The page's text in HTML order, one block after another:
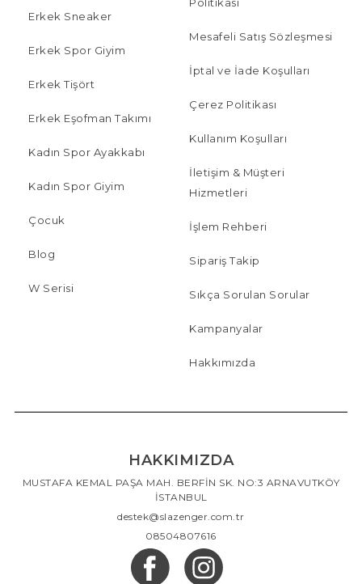
Erkek Sneaker
Erkek Spor Giyim
Erkek Tişört
Erkek Eşofman Takımı
Kadın Spor Ayakkabı
Kadın Spor Giyim
Çocuk
Blog
W Serisi
Mesafeli Satış Sözleşmesi
İptal ve İade Koşulları
Çerez Politikası
Kullanım Koşulları
İletişim & Müşteri
Hizmetleri
İşlem Rehberi
Sipariş Takip
Sıkça Sorulan Sorular
Kampanyalar
Hakkımızda
HAKKIMIZDA
MUSTAFA KEMAL PAŞA MAH. BERFİN SK. NO:3 ARNAVUTKÖY
İSTANBUL
destek@slazenger.com.tr
08504807616